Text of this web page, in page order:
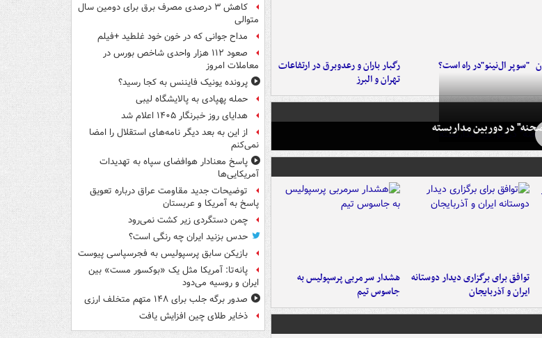
"سوپر ال‌نینو"در راه است؟
رگبار باران و رعدوبرق در ارتفاعات
تهران و البرز
توافق برای برگزاری دیدار دوستانه
ایران و آذربایجان
هشدار سرمربی پرسپولیس به
جاسوس تیم
کاهش ۳ درصدی مصرف برق برای دومین سال
متوالی
مداح جوانی که در خون خود غلطید +فیلم
صعود ۱۱۲ هزار واحدی شاخص بورس در
معاملات امروز
پرونده یونیک فایننس به کجا رسید؟
حمله پهپادی به پالایشگاه لیبی
هدایای روز خبرنگار ۱۴۰۵ اعلام شد
از این به بعد دیگر نامه‌های استقلال را امضا
نمی‌کنم
پاسخ معنادار هوافضای سپاه به تهدیدات
آمریکایی‌ها
توضیحات جدید مقاومت عراق درباره تعویق
پاسخ به آمریکا و عربستان
چمن دستگردی زیر کشت نمی‌رود
حدس بزنید ایران چه رنگی است؟
بازیکن سابق پرسپولیس به فجرسپاسی پیوست
پانه‌تا: آمریکا مثل یک «بوکسور مست» بین
ایران و روسیه می‌دود
صدور برگه جلب برای ۱۴۸ متهم متخلف ارزی
ذخایر طلای چین افزایش یافت